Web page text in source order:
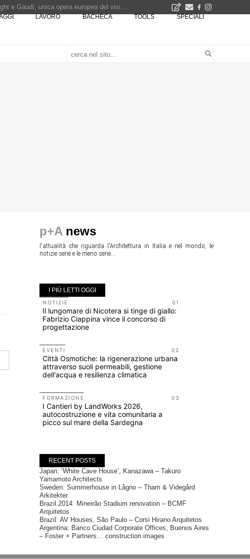
LAVORO BACHECA TOOLS SPECIALI
p+A news
l'attualità che riguarda l'Architettura in Italia e nel mondo, le
notizie serie e le meno serie...
I PIÙ LETTI OGGI
01
NOTIZIE
Il lungomare di Nicotera si tinge di giallo:
Fabrizio Ciappina vince il concorso di
progettazione
02
EVENTI
Città Osmotiche: la rigenerazione urbana
attraverso suoli permeabili, gestione
dell'acqua e resilienza climatica
03
FORMAZIONE
I Cantieri by LandWorks 2026,
autocostruzione e vita comunitaria a
picco sul mare della Sardegna
RECENT POSTS
Japan: ‘White Cave House’, Kanazawa – Takuro
Yamamoto Architects
Sweden: Summerhouse in Lågno – Tham & Videgård
Arkitekter
Brazil 2014: Mineirão Stadium renovation – BCMF
Arquitetos
Brazil: AV Houses, São Paulo – Corsi Hirano Arquitetos
Argentina: Banco Ciudad Corporate Offices, Buenos Aires
– Foster + Partners… construction images
La Fabbrica di ceramiche Solimene a Vietri sul Mare: un progetto nato quasi per caso - La lucertola aggrappata alla roccia, tra Wright e Gaudì, unica opera europea del visionario architetto Paolo Soleri